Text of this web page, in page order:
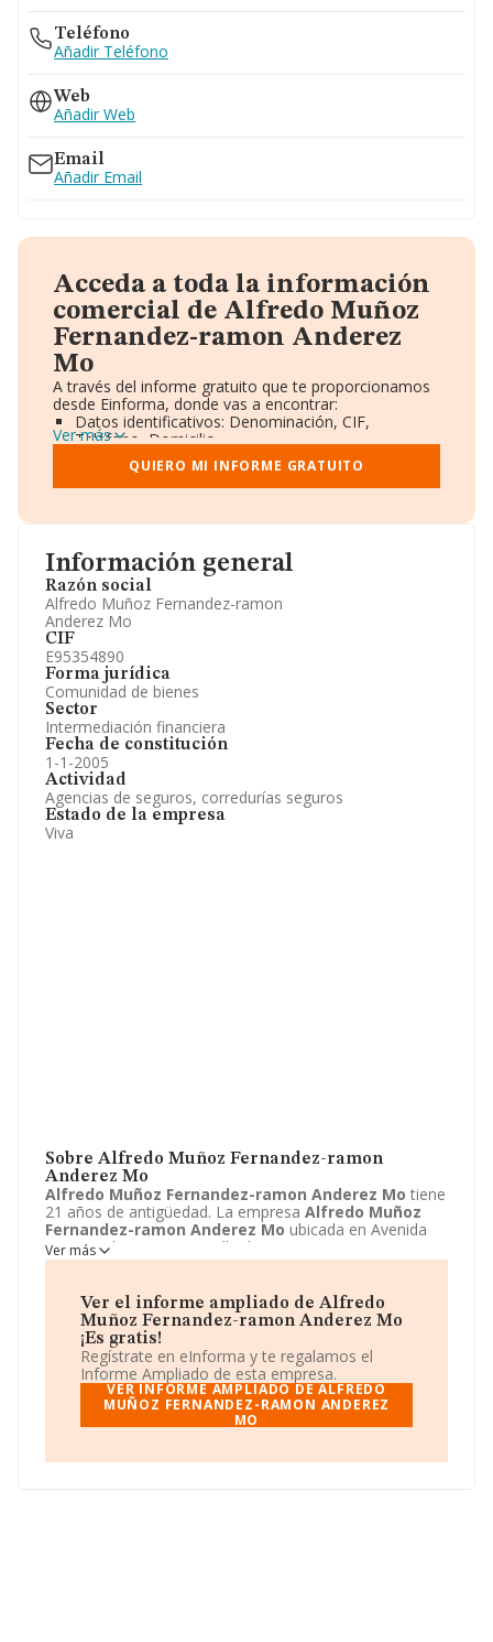
Información general
Razón social
Alfredo Muñoz Fernandez-ramon
Anderez Mo
CIF
E95354890
Forma jurídica
Comunidad de bienes
Sector
Intermediación financiera
Fecha de constitución
1-1-2005
Actividad
Agencias de seguros, corredurías seguros
Estado de la empresa
Viva
Sobre Alfredo Muñoz Fernandez-ramon
Anderez Mo
Alfredo Muñoz Fernandez-ramon Anderez Mo tiene
21 años de antigüedad. La empresa Alfredo Muñoz
Fernandez-ramon Anderez Mo ubicada en Avenida
Primero de mayo, 53, Valle de Trapaga-trapagaran,
Bizkaia. La forma jurídica deAlfredo Muñoz
bienes.
Ver más
Ver el informe ampliado de Alfredo
Muñoz Fernandez-ramon Anderez Mo
¡Es gratis!
Regístrate en eInforma y te regalamos el
Informe Ampliado de esta empresa.
VER INFORME AMPLIADO DE ALFREDO
MUÑOZ FERNANDEZ-RAMON ANDEREZ
MO
Teléfono
Añadir Teléfono
Web
Añadir Web
Email
Añadir Email
Acceda a toda la información
comercial de Alfredo Muñoz
Fernandez-ramon Anderez
Mo
A través del informe gratuito que te proporcionamos
desde Einforma, donde vas a encontrar:
Datos identificativos: Denominación, CIF,
Teléfono, Domicilio.
Informe Mercantil Completo (BORME).
Gráficos de Evolución Ventas y Empleados.
Consejo de Administración y Administradores.
Accionistas.
Artículos de prensa publicados sobre la empresa.
Información oficial y registral complementaria.
Ver más
QUIERO MI INFORME GRATUITO